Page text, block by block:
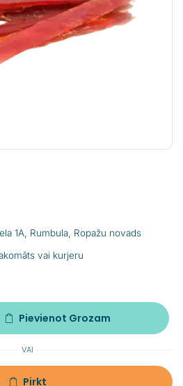
1A, Rumbula, Ropažu novads
vai kurjeru
Pievienot Grozam
VAI
Pirkt